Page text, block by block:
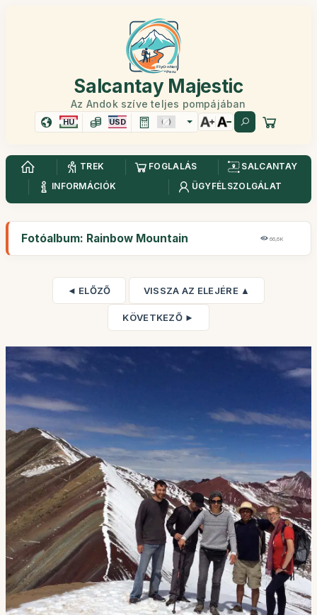
Salcantay Majestic
Az Andok szíve teljes pompájában
HU USD
TREK FOGLALÁS
SALCANTAY
INFORMÁCIÓK
ÜGYFÉLSZOLGÁLAT
Fotóalbum: Rainbow Mountain 66,6K
◄ ELŐZŐ VISSZA AZ ELEJÉRE ▲
KÖVETKEZŐ ►